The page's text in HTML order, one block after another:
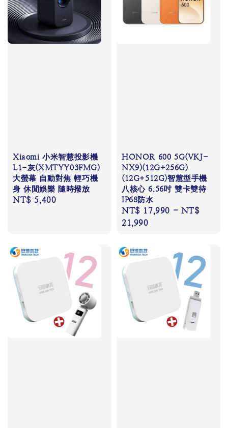
Xiaomi 小米智慧投影機
L1-灰(XMTYY03FMG)
大螢幕 自動對焦 輕巧機
身 休閒娛樂 隨時撥放
Regular
NT$ 5,400
HONOR 600 5G(VKJ-
NX9)(12G+256G)
(12G+512G)智慧型手機
八核心 6.56吋 雙卡雙待
IP68防水
Regular
price
NT$ 17,990 - NT$
21,990